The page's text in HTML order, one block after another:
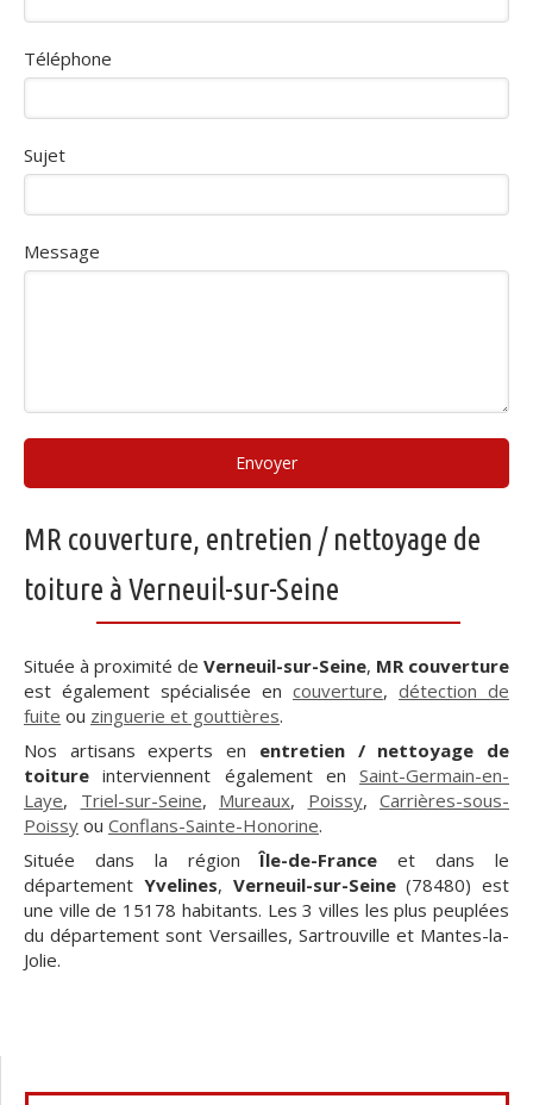
Téléphone
Sujet
Message
Envoyer
MR couverture, entretien / nettoyage de
toiture à Verneuil-sur-Seine
Située à proximité de Verneuil-sur-Seine, MR couverture
est également spécialisée en couverture, détection de
fuite ou zinguerie et gouttières.
Nos artisans experts en entretien / nettoyage de
toiture interviennent également en Saint-Germain-en-
Laye, Triel-sur-Seine, Mureaux, Poissy, Carrières-sous-
Poissy ou Conflans-Sainte-Honorine.
Située dans la régionÎle-de-France et dans le
département Yvelines, Verneuil-sur-Seine(78480) est
une ville de 15178 habitants. Les 3 villes les plus peuplées
du département sont Versailles, Sartrouville et Mantes-la-
Jolie.